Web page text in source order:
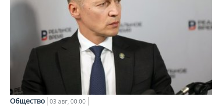
Общество 03 авг, 00:00